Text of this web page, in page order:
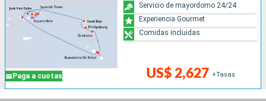
Paga a cuotas US$ 2,627 +Tasas
Servicio de mayordomo 24/24
Experiencia Gourmet
Comidas incluidas